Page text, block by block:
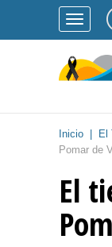
Inicio El
Pomar de
El